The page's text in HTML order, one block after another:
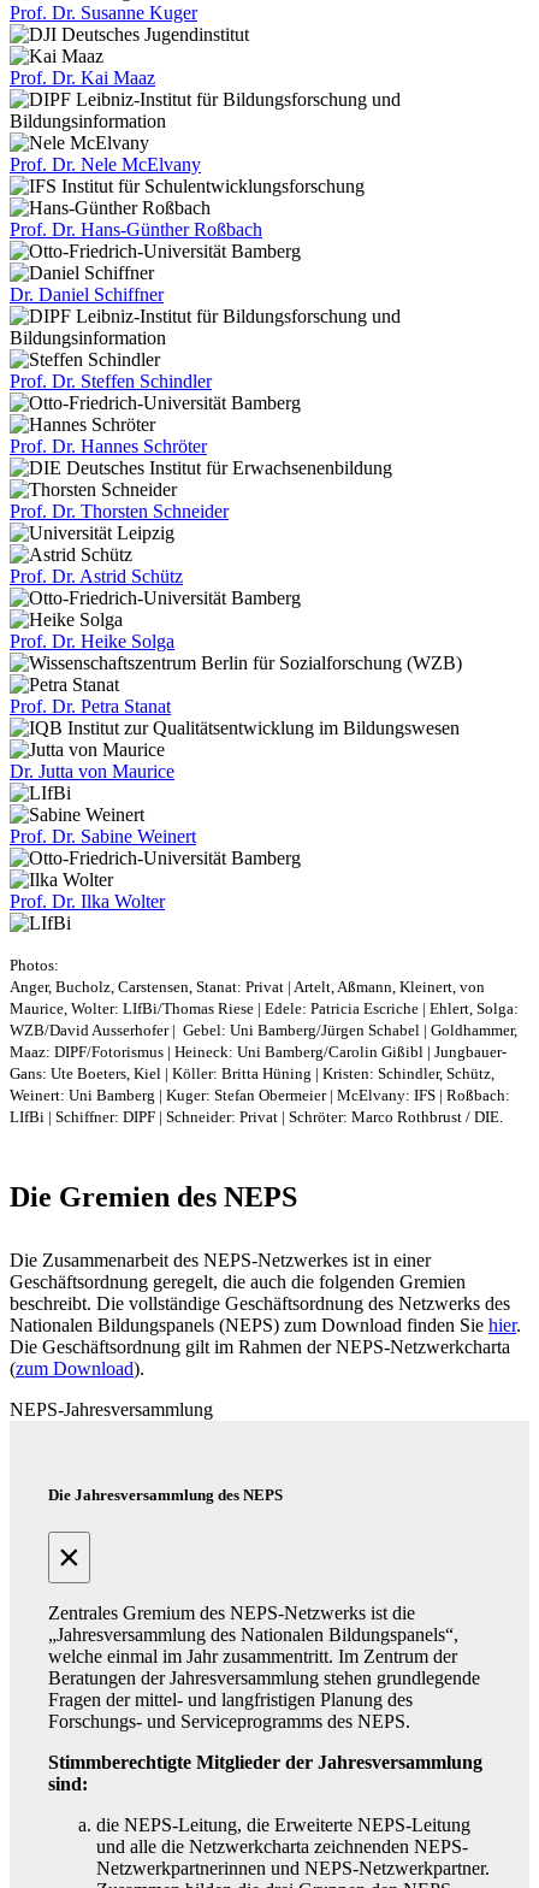
Prof. Dr. Susanne Kuger
Prof. Dr. Kai Maaz
Prof. Dr. Nele McElvany
Prof. Dr. Hans-Günther Roßbach
Dr. Daniel Schiffner
Prof. Dr. Steffen Schindler
Prof. Dr. Hannes Schröter
Prof. Dr. Thorsten Schneider
Prof. Dr. Astrid Schütz
Prof. Dr. Heike Solga
Prof. Dr. Petra Stanat
Dr. Jutta von Maurice
Prof. Dr. Sabine Weinert
Prof. Dr. Ilka Wolter
Photos:
Anger, Bucholz, Carstensen, Stanat: Privat | Artelt, Aßmann, Kleinert, von
Maurice, Wolter: LIfBi/Thomas Riese | Edele: Patricia Escriche | Ehlert, Solga:
WZB/David Ausserhofer | Gebel: Uni Bamberg/Jürgen Schabel | Goldhammer,
Maaz: DIPF/Fotorismus | Heineck: Uni Bamberg/Carolin Gißibl | Jungbauer-
Gans: Ute Boeters, Kiel | Köller: Britta Hüning | Kristen: Schindler, Schütz,
Weinert: Uni Bamberg | Kuger: Stefan Obermeier | McElvany: IFS | Roßbach:
LIfBi | Schiffner: DIPF | Schneider: Privat | Schröter: Marco Rothbrust / DIE.
Die Gremien des NEPS
Die Zusammenarbeit des NEPS-Netzwerkes ist in einer
Geschäftsordnung geregelt, die auch die folgenden Gremien
beschreibt. Die vollständige Geschäftsordnung des Netzwerks des
Nationalen Bildungspanels (NEPS) zum Download finden Sie hier.
Die Geschäftsordnung gilt im Rahmen der NEPS-Netzwerkcharta
(zum Download).
NEPS-Jahresversammlung
Die Jahresversammlung des NEPS
×
Zentrales Gremium des NEPS-Netzwerks ist die
„Jahresversammlung des Nationalen Bildungspanels“,
welche einmal im Jahr zusammentritt. Im Zentrum der
Beratungen der Jahresversammlung stehen grundlegende
Fragen der mittel- und langfristigen Planung des
Forschungs- und Serviceprogramms des NEPS.
Stimmberechtigte Mitglieder der Jahresversammlung
sind:
die NEPS-Leitung, die Erweiterte NEPS-Leitung
und alle die Netzwerkcharta zeichnenden NEPS-
Netzwerkpartnerinnen und NEPS-Netzwerkpartner.